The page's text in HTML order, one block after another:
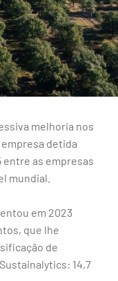
melhoria nos
empresa detida
entre as empresas
mundial.
em 2023
que lhe
de
14,7